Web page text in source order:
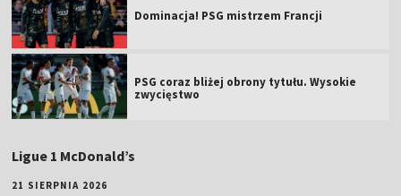
Dominacja! PSG mistrzem Francji
PSG coraz bliżej obrony tytułu. Wysokie
zwycięstwo
Ligue 1 McDonald’s
21 SIERPNIA 2026